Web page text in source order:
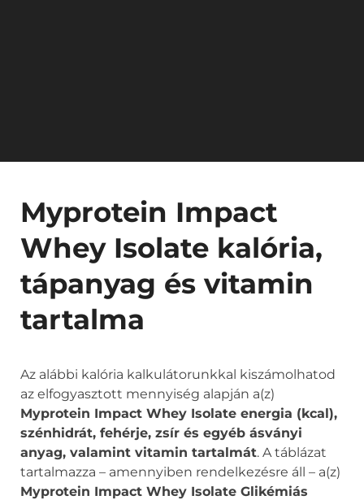
Myprotein Impact
Whey Isolate kalória,
tápanyag és vitamin
tartalma
Az alábbi kalória kalkulátorunkkal kiszámolhatod
az elfogyasztott mennyiség alapján a(z)
Myprotein Impact Whey Isolate energia (kcal),
szénhidrát, fehérje, zsír és egyéb ásványi
anyag, valamint vitamin tartalmát. A táblázat
tartalmazza – amennyiben rendelkezésre áll – a(z)
Myprotein Impact Whey Isolate Glikémiás